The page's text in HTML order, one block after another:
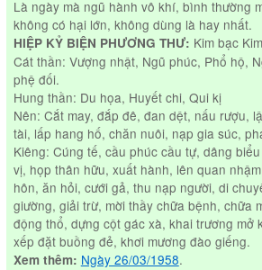
Là ngày mà ngũ hành vô khí, bình thường
không có hại lớn, không dùng là hay nhất.
HIỆP KỶ BIỆN PHƯƠNG THƯ: Kim bạc
Cát thần: Vượng nhật, Ngũ phúc, Phổ hộ,
phệ đối.
Hung thần: Du họa, Huyết chi, Qui kị
Nên: Cắt may, đắp đê, đan dệt, nấu rượu,
tài, lấp hang hố, chăn nuôi, nạp gia súc,
Kiêng: Cúng tế, cầu phúc cầu tự, dâng
vị, họp thân hữu, xuất hành, lên quan
hôn, ăn hỏi, cưới gả, thu nạp người, di
giường, giải trừ, mời thầy chữa bệnh, chữa
động thổ, dựng cột gác xà, khai trương mở
xếp đặt buồng đẻ, khơi mương đào giếng.
Xem thêm: Ngày 26/03/1958.